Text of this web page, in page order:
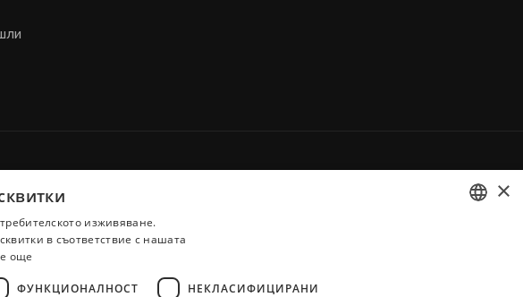
×
изживяване.
в съответствие с нашата
още
ФУНКЦИОНАЛНОСТ НЕКЛАСИФИЦИРАНИ